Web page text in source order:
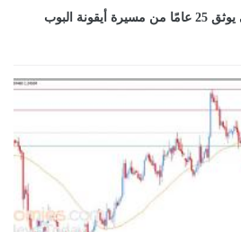
اليابان | بيرفيوم.. فيلم وثائقي يوثق 25 عامًا من مسيرة أيقونة البوب